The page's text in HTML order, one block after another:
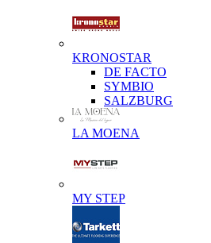
KRONOSTAR
DE FACTO
SYMBIO
SALZBURG
LA MOENA
MY STEP